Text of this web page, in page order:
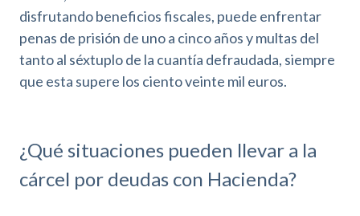
disfrutando beneficios fiscales, puede enfrentar
penas de prisión de uno a cinco años y multas del
tanto al séxtuplo de la cuantía defraudada, siempre
que esta supere los ciento veinte mil euros.
¿Qué situaciones pueden llevar a la
cárcel por deudas con Hacienda?